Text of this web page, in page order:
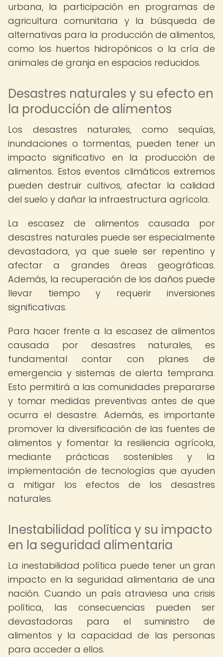
urbana, la participación en programas de
agricultura comunitaria y la búsqueda de
alternativas para la producción de alimentos,
como los huertos hidropónicos o la cría de
animales de granja en espacios reducidos.
Desastres naturales y su efecto en
la producción de alimentos
Los desastres naturales, como sequías,
inundaciones o tormentas, pueden tener un
impacto significativo en la producción de
alimentos. Estos eventos climáticos extremos
pueden destruir cultivos, afectar la calidad
del suelo y dañar la infraestructura agrícola.
La escasez de alimentos causada por
desastres naturales puede ser especialmente
devastadora, ya que suele ser repentino y
afectar a grandes áreas geográficas.
Además, la recuperación de los daños puede
llevar tiempo y requerir inversiones
significativas.
Para hacer frente a la escasez de alimentos
causada por desastres naturales, es
fundamental contar con planes de
emergencia y sistemas de alerta temprana.
Esto permitirá a las comunidades prepararse
y tomar medidas preventivas antes de que
ocurra el desastre. Además, es importante
promover la diversificación de las fuentes de
alimentos y fomentar la resiliencia agrícola,
mediante prácticas sostenibles y la
implementación de tecnologías que ayuden
a mitigar los efectos de los desastres
naturales.
Inestabilidad política y su impacto
en la seguridad alimentaria
La inestabilidad política puede tener un gran
impacto en la seguridad alimentaria de una
nación. Cuando un país atraviesa una crisis
política, las consecuencias pueden ser
devastadoras para el suministro de
alimentos y la capacidad de las personas
para acceder a ellos.